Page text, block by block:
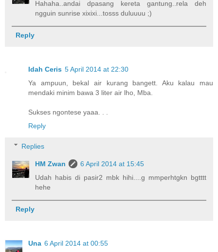
Hahaha..andai dpasang kereta gantung..rela deh
ngguin sunrise xixixi...tosss duluuuu ;)
Reply
Idah Ceris 5 April 2014 at 22:30
Ya ampuun, bekal air kurang bangett. Aku kalau mau
mendaki minim bawa 3 liter air lho, Mba.
Sukses ngontese yaaa. . .
Reply
Replies
HM Zwan
6 April 2014 at 15:45
Udah habis di pasir2 mbk hihi....g mmperhtgkn bgtttt
hehe
Reply
Una 6 April 2014 at 00:55